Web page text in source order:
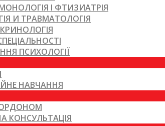
І ФТИЗИАТРІЯ
И ТРАВМАТОЛОГІЯ
ПСИХОЛОГІЇ
НАВЧАННЯ
КОНСУЛЬТАЦІЯ